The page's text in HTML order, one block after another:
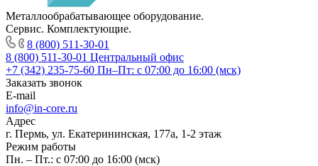
Металлообрабатывающее оборудование.
Сервис. Комплектующие.
8 (800) 511-30-01
8 (800) 511-30-01 Центральный офис
+7 (342) 235-75-60 Пн–Пт: с 07:00 до 16:00 (мск)
Заказать звонок
E-mail
info@in-core.ru
Адрес
г. Пермь, ул. ​Екатерининская, 177а, ​1-2 этаж
Режим работы
Пн. – Пт.: с 07:00 до 16:00 (мск)